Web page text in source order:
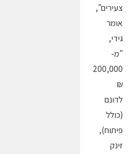
צעירים",
אומר
גידי,
"מ-
200,000
₪
לדונם
(כולל
פיתוח),
זינק